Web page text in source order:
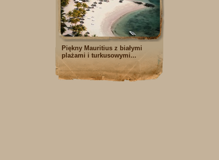
Piękny Mauritius z białymi
plażami i turkusowymi...